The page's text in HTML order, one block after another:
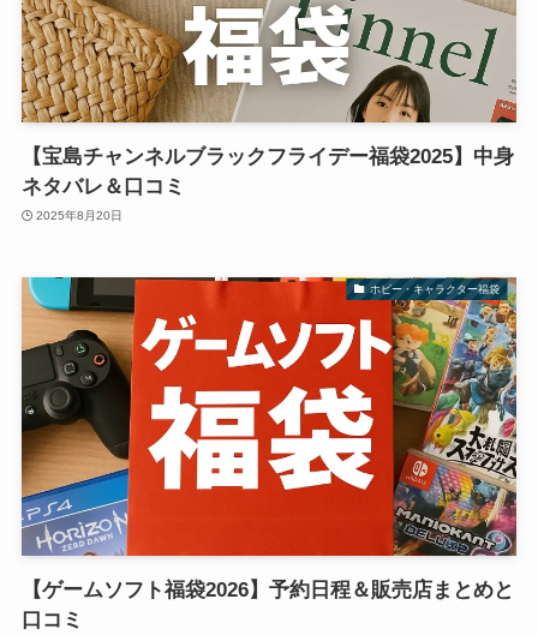
【宝島チャンネルブラックフライデー福袋2025】中身
ネタバレ＆口コミ
2025年8月20日
ホビー・キャラクター福袋
【ゲームソフト福袋2026】予約日程＆販売店まとめと
口コミ